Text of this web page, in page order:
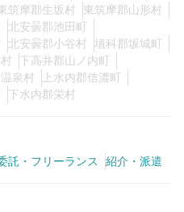
筑摩郡生坂村
東筑摩郡山形村
北安曇郡池田町
北安曇郡小谷村
埴科郡坂城町
下高井郡山ノ内町
泉村
上水内郡信濃町
下水内郡栄村
託・フリーランス 紹介・派遣